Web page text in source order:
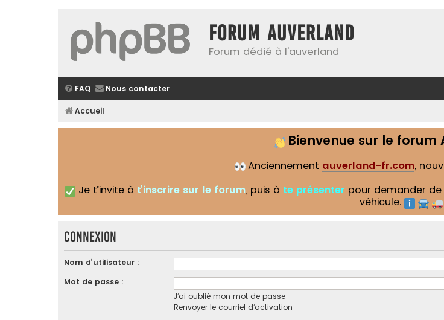
Forum Auverland
Forum dédié à l'auverland
FAQ Nous contacter
Accueil
Bienvenue sur le forum
Anciennement auverland-fr.com,
Je t’invite à t’inscrire sur le forum, puis à te présenter pour demander de
véhicule.
Connexion
Nom d’utilisateur :
Mot de passe :
J’ai oublié mon mot de passe
Renvoyer le courriel d’activation